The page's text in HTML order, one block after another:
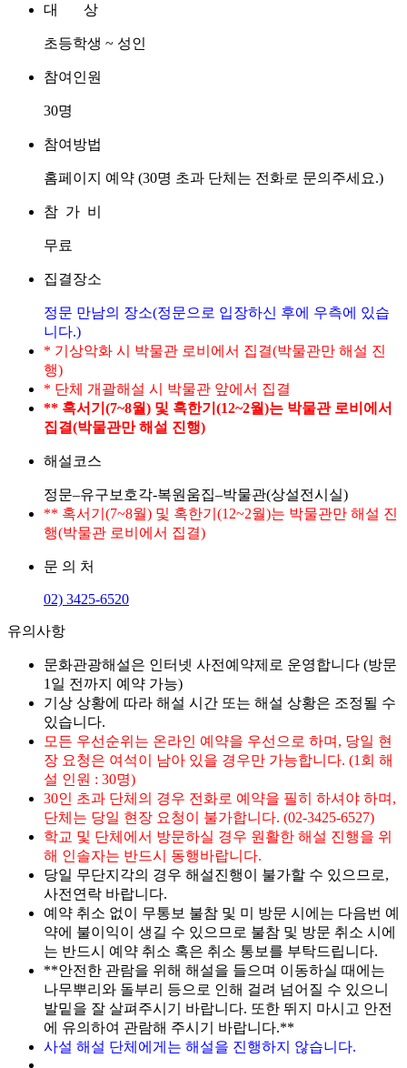
대 상
초등학생 ~ 성인
참여인원
30명
참여방법
홈페이지 예약 (30명 초과 단체는 전화로 문의주세요.)
참 가 비
무료
집결장소
정문 만남의 장소(정문으로 입장하신 후에 우측에 있습
니다.)
* 기상악화 시 박물관 로비에서 집결(박물관만 해설 진
행)
* 단체 개괄해설 시 박물관 앞에서 집결
** 혹서기(7~8월) 및 혹한기(12~2월)는 박물관 로비에서
집결(박물관만 해설 진행)
해설코스
정문–유구보호각-복원움집–박물관(상설전시실)
** 혹서기(7~8월) 및 혹한기(12~2월)는 박물관만 해설 진
행(박물관 로비에서 집결)
문 의 처
02) 3425-6520
유의사항
문화관광해설은 인터넷 사전예약제로 운영합니다 (방문
1일 전까지 예약 가능)
기상 상황에 따라 해설 시간 또는 해설 상황은 조정될 수
있습니다.
모든 우선순위는 온라인 예약을 우선으로 하며, 당일 현
장 요청은 여석이 남아 있을 경우만 가능합니다. (1회 해
설 인원 : 30명)
30인 초과 단체의 경우 전화로 예약을 필히 하셔야 하며,
단체는 당일 현장 요청이 불가합니다. (02-3425-6527)
학교 및 단체에서 방문하실 경우 원활한 해설 진행을 위
해 인솔자는 반드시 동행바랍니다.
당일 무단지각의 경우 해설진행이 불가할 수 있으므로,
사전연락 바랍니다.
예약 취소 없이 무통보 불참 및 미 방문 시에는 다음번 예
약에 불이익이 생길 수 있으므로 불참 및 방문 취소 시에
는 반드시 예약 취소 혹은 취소 통보를 부탁드립니다.
**안전한 관람을 위해 해설을 들으며 이동하실 때에는
나무뿌리와 돌부리 등으로 인해 걸려 넘어질 수 있으니
발밑을 잘 살펴주시기 바랍니다. 또한 뛰지 마시고 안전
에 유의하여 관람해 주시기 바랍니다.**
사설 해설 단체에게는 해설을 진행하지 않습니다.